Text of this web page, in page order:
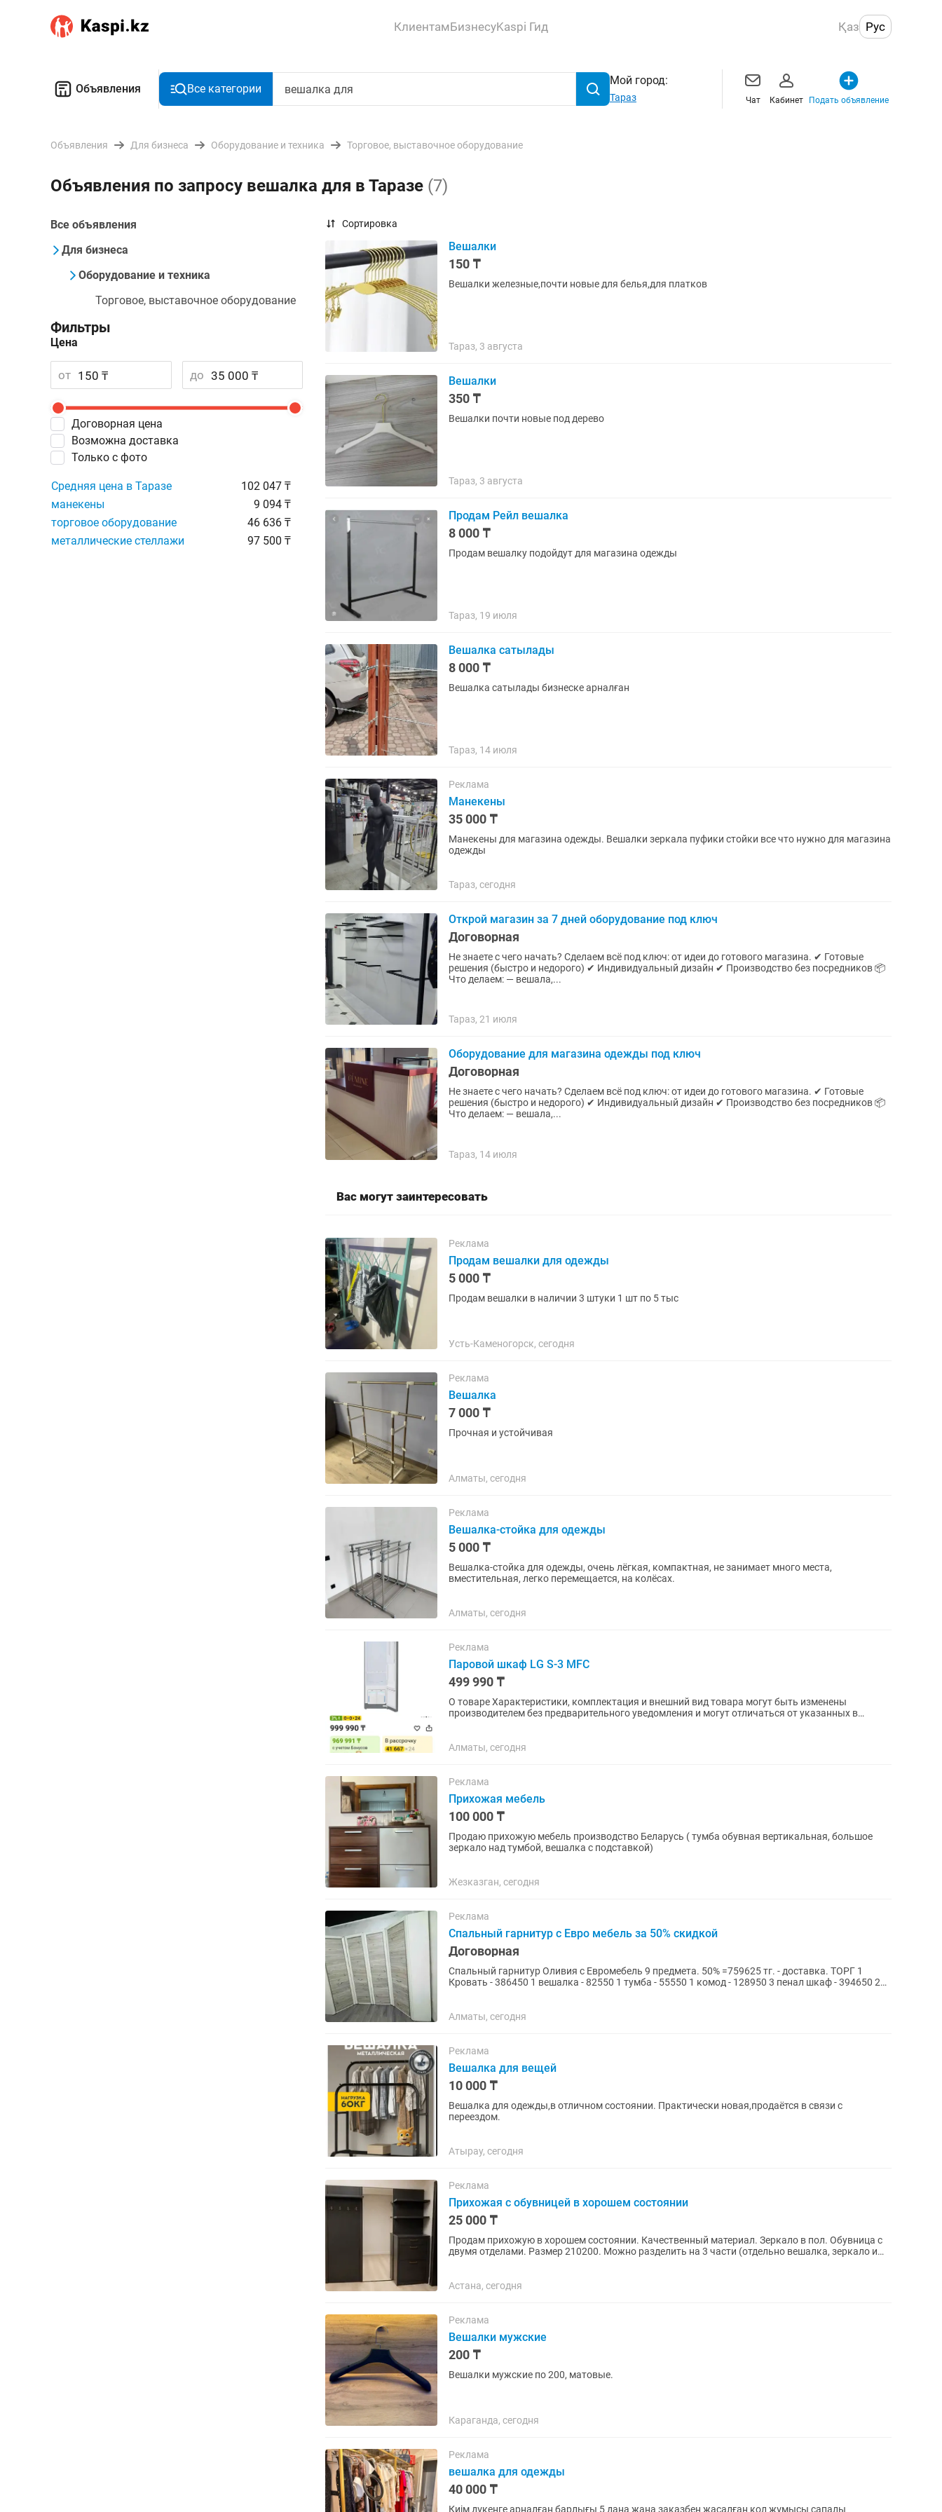
КлиентамБизнесуKaspi Гид Қаз Рус
Объявления Все категории
Мой город:
Тараз Чат Кабинет Подать объявление
Объявления Для бизнеса Оборудование и техника Торговое, выставочное оборудование
Объявления по запросу вешалка для в Таразе (7)
Все объявления
Для бизнеса
Оборудование и техника
Торговое, выставочное оборудование
Фильтры
Цена
от до
Договорная цена
Возможна доставка
Только с фото
Средняя цена в Таразе
102 047 ₸
манекены
9 094 ₸
торговое оборудование
46 636 ₸
металлические стеллажи
97 500 ₸
Сортировка
Вешалки
150 ₸
Вешалки железные,почти новые для белья,для платков
Тараз, 3 августа
Вешалки
350 ₸
Вешалки почти новые под дерево
Тараз, 3 августа
Продам Рейл вешалка
8 000 ₸
Продам вешалку подойдут для магазина одежды
Тараз, 19 июля
Вешалка сатылады
8 000 ₸
Вешалка сатылады бизнеске арналған
Тараз, 14 июля
Реклама
Манекены
35 000 ₸
Манекены для магазина одежды. Вешалки зеркала пуфики стойки все что нужно для магазина
одежды
Тараз, сегодня
Открой магазин за 7 дней оборудование под ключ
Договорная
Не знаете с чего начать? Сделаем всё под ключ: от идеи до готового магазина. ✔ Готовые
решения (быстро и недорого) ✔ Индивидуальный дизайн ✔ Производство без посредников 📦
Что делаем: — вешала,...
Тараз, 21 июля
Оборудование для магазина одежды под ключ
Договорная
Не знаете с чего начать? Сделаем всё под ключ: от идеи до готового магазина. ✔ Готовые
решения (быстро и недорого) ✔ Индивидуальный дизайн ✔ Производство без посредников 📦
Что делаем: — вешала,...
Тараз, 14 июля
Вас могут заинтересовать
Реклама
Продам вешалки для одежды
5 000 ₸
Продам вешалки в наличии 3 штуки 1 шт по 5 тыс
Усть-Каменогорск, сегодня
Реклама
Вешалка
7 000 ₸
Прочная и устойчивая
Алматы, сегодня
Реклама
Вешалка-стойка для одежды
5 000 ₸
Вешалка-стойка для одежды, очень лёгкая, компактная, не занимает много места,
вместительная, легко перемещается, на колёсах.
Алматы, сегодня
Реклама
Паровой шкаф LG S-3 MFC
499 990 ₸
О товаре Характеристики, комплектация и внешний вид товара могут быть изменены
производителем без предварительного уведомления и могут отличаться от указанных в
Алматы, сегодня
Реклама
Прихожая мебель
100 000 ₸
Продаю прихожую мебель производство Беларусь ( тумба обувная вертикальная, большое
зеркало над тумбой, вешалка с подставкой)
Жезказган, сегодня
Реклама
Спальный гарнитур с Евро мебель за 50% скидкой
Договорная
Спальный гарнитур Оливия с Евромебель 9 предмета. 50% =759625 тг. - доставка. ТОРГ 1
Кровать - 386450 1 вешалка - 82550 1 тумба - 55550 1 комод - 128950 3 пенал шкаф - 394650 2
Алматы, сегодня
Реклама
Вешалка для вещей
10 000 ₸
Вешалка для одежды,в отличном состоянии. Практически новая,продаётся в связи с
переездом.
Атырау, сегодня
Реклама
Прихожая с обувницей в хорошем состоянии
25 000 ₸
Продам прихожую в хорошем состоянии. Качественный материал. Зеркало в пол. Обувница с
двумя отделами. Размер 210200. Можно разделить на 3 части (отдельно вешалка, зеркало и
Астана, сегодня
Реклама
Вешалки мужские
200 ₸
Вешалки мужские по 200, матовые.
Караганда, сегодня
Реклама
вешалка для одежды
40 000 ₸
Киім дүкенге арналған барлығы 5 дана жаңа заказбен жасалған қол жұмысы сапалы